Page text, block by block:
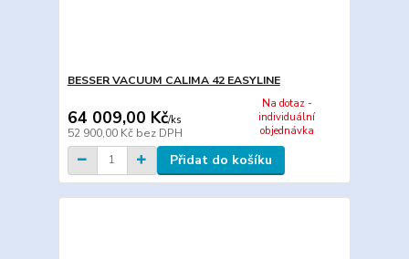
BESSER VACUUM CALIMA 42 EASYLINE
64 009,00 Kč/ks
52 900,00 Kč bez DPH
Na dotaz -
individuální
objednávka
Přidat do košíku